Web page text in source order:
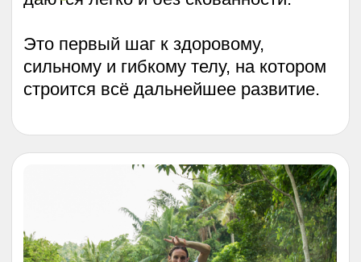
Сварожич.4 неделя
Медитативно-дыхательный комплекс
для самосовершенствования тела,
увеличивает энергетику, раскрывает
: После освоения
комплекса вы выйдете на новый
уровень целостности. Исчезнут
зажимы, движения обретут плавность
и естественность. Появится лёгкость,
радость, желание творить и делиться